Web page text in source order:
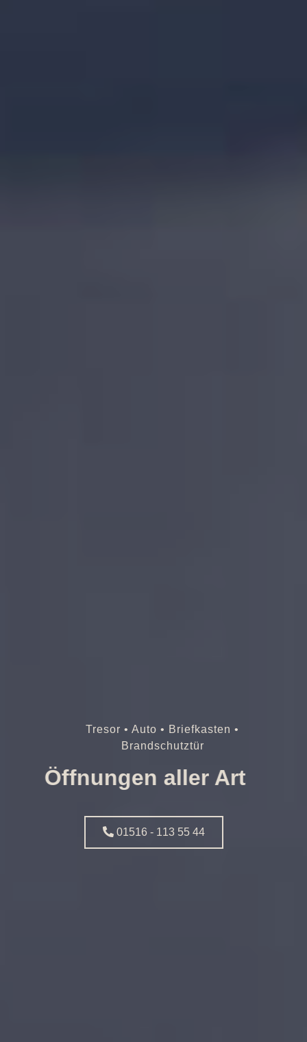
Tresor • Auto • Briefkasten •
Brandschutztür
Öffnungen aller Art
01516 - 113 55 44